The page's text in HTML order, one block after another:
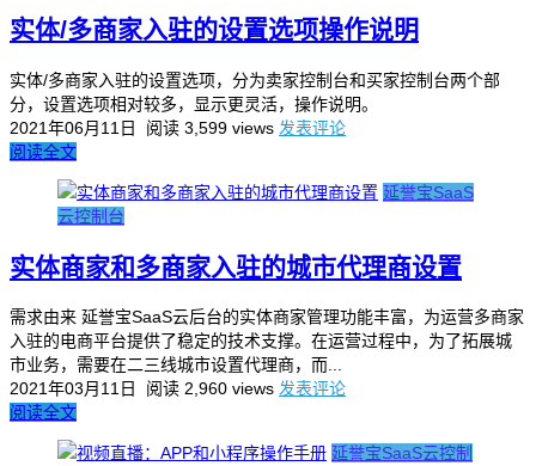
实体/多商家入驻的设置选项操作说明
实体/多商家入驻的设置选项，分为卖家控制台和买家控制台两个部
分，设置选项相对较多，显示更灵活，操作说明。
2021年06月11日
阅读 3,599 views 发表评论
阅读全文
延誉宝SaaS
云控制台
实体商家和多商家入驻的城市代理商设置
需求由来 延誉宝SaaS云后台的实体商家管理功能丰富，为运营多商家
入驻的电商平台提供了稳定的技术支撑。在运营过程中，为了拓展城
市业务，需要在二三线城市设置代理商，而...
2021年03月11日
阅读 2,960 views 发表评论
阅读全文
延誉宝SaaS云控制